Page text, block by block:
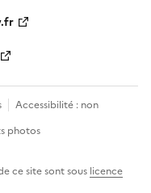
Accessibilité : non
photos
ce site sont sous licence